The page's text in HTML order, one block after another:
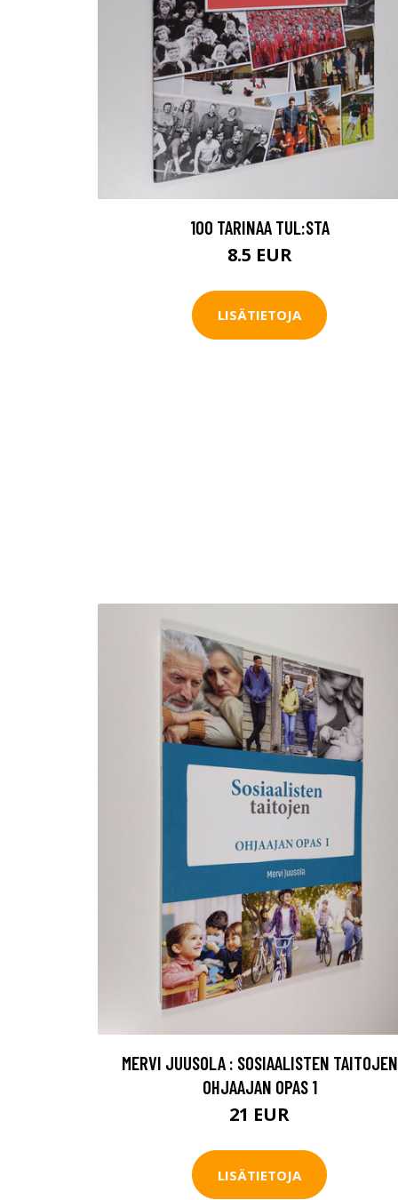
100 TARINAA TUL:STA
8.5 EUR
LISÄTIETOJA
MERVI JUUSOLA : SOSIAALISTEN TAITOJEN
OHJAAJAN OPAS 1
21 EUR
LISÄTIETOJA